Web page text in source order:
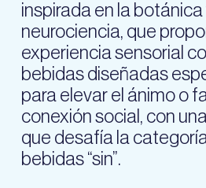
inspirada en la botánica
neurociencia, que
experiencia sensorial
bebidas diseñadas
para elevar el ánimo o
conexión social, con
que desafía la
bebidas “sin”.